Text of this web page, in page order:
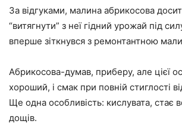
За відгуками, малина абрикосова
“витягнути” з неї гідний урожай під
вперше зіткнувся з ремонтантною
Абрикосова-думав, приберу, але цієї
хороший, і смак при повній стиглості
Ще одна особливість: кислувата, стає
дощів.